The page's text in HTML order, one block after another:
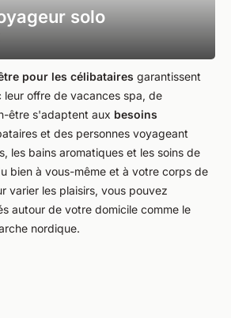
solo
pour les célibataires garantissent
leur offre de vacances spa, de
être s'adaptent aux besoins
et des personnes voyageant
les bains aromatiques et les soins de
bien à vous-même et à votre corps de
varier les plaisirs, vous pouvez
autour de votre domicile comme le
nordique.